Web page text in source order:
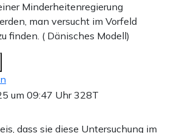
Minderheitenregierung
man versucht im Vorfeld
finden. ( Dänisches Modell)
um 09:47 Uhr328T
dass sie diese Untersuchung im